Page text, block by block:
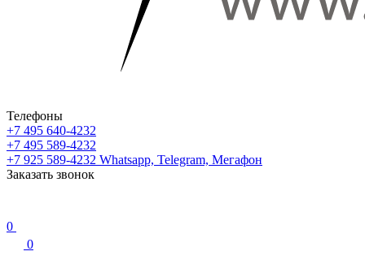
Телефоны
+7 495 640-4232
+7 495 589-4232
+7 925 589-4232 Whatsapp, Telegram, Мегафон
Заказать звонок
0
0